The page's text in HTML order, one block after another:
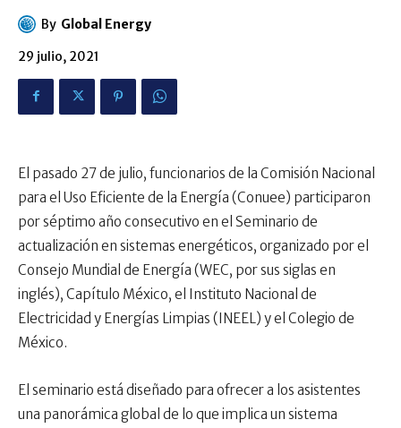
By Global Energy
29 julio, 2021
El pasado 27 de julio, funcionarios de la Comisión Nacional
para el Uso Eficiente de la Energía (Conuee) participaron
por séptimo año consecutivo en el Seminario de
actualización en sistemas energéticos, organizado por el
Consejo Mundial de Energía (WEC, por sus siglas en
inglés), Capítulo México, el Instituto Nacional de
Electricidad y Energías Limpias (INEEL) y el Colegio de
México.
El seminario está diseñado para ofrecer a los asistentes
una panorámica global de lo que implica un sistema